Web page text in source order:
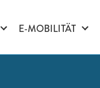
E-MOBILITÄT